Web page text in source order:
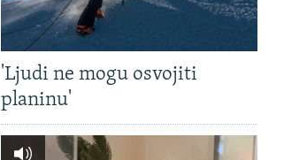
'Ljudi ne mogu osvojiti
planinu'